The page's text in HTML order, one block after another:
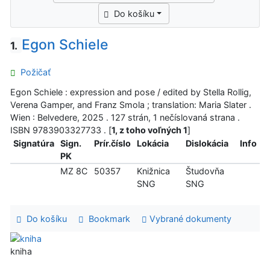
Do košíku
1. Egon Schiele
Požičať
Egon Schiele : expression and pose / edited by Stella Rollig,
Verena Gamper, and Franz Smola ; translation: Maria Slater .
Wien : Belvedere, 2025 . 127 strán, 1 nečíslovaná strana .
ISBN 9783903327733 . [1, z toho voľných 1]
Signatúra
Sign.
PK
Prír.číslo Lokácia Dislokácia Info
MZ 8C 50357
Knižnica
SNG
Študovňa
SNG
Do košíku Bookmark Vybrané dokumenty
kniha